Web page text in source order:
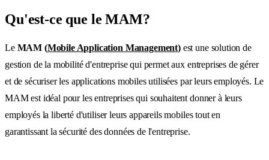
Qu'est-ce que le MAM?
Le MAM (Mobile Application Management)est une solution de
gestion de la mobilité d'entreprise qui permet aux entreprises de gérer
et de sécuriser les applications mobiles utilisées par leurs employés. Le
MAM est idéal pour les entreprises qui souhaitent donner à leurs
employés la liberté d'utiliser leurs appareils mobiles tout en
garantissant la sécurité des données de l'entreprise.